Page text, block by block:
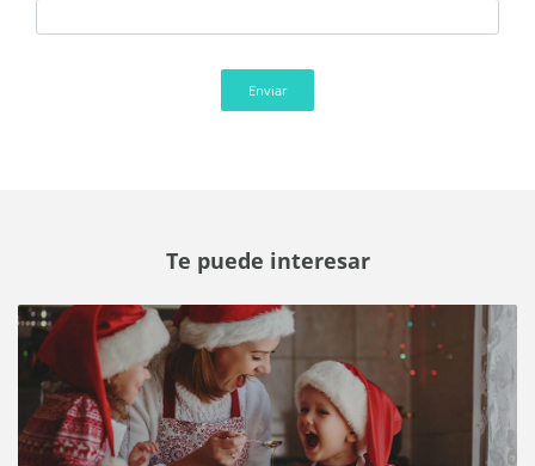
Enviar
Te puede interesar